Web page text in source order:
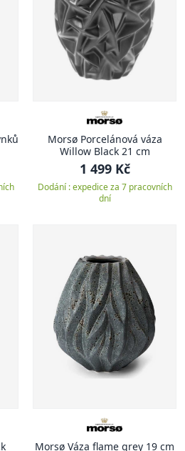
Morsø Porcelánová váza
Willow Black 21 cm
1 499 Kč
Dodání : expedice za 7 pracovních
dní
Morsø Váza flame grey 19 cm